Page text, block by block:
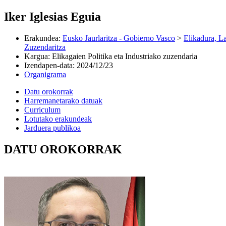
Iker Iglesias Eguia
Erakundea: Eusko Jaurlaritza - Gobierno Vasco > Elikadura,
Zuzendaritza
Kargua: Elikagaien Politika eta Industriako zuzendaria
Izendapen-data: 2024/12/23
Organigrama
Datu orokorrak
Harremanetarako datuak
Curriculum
Lotutako erakundeak
Jarduera publikoa
DATU OROKORRAK